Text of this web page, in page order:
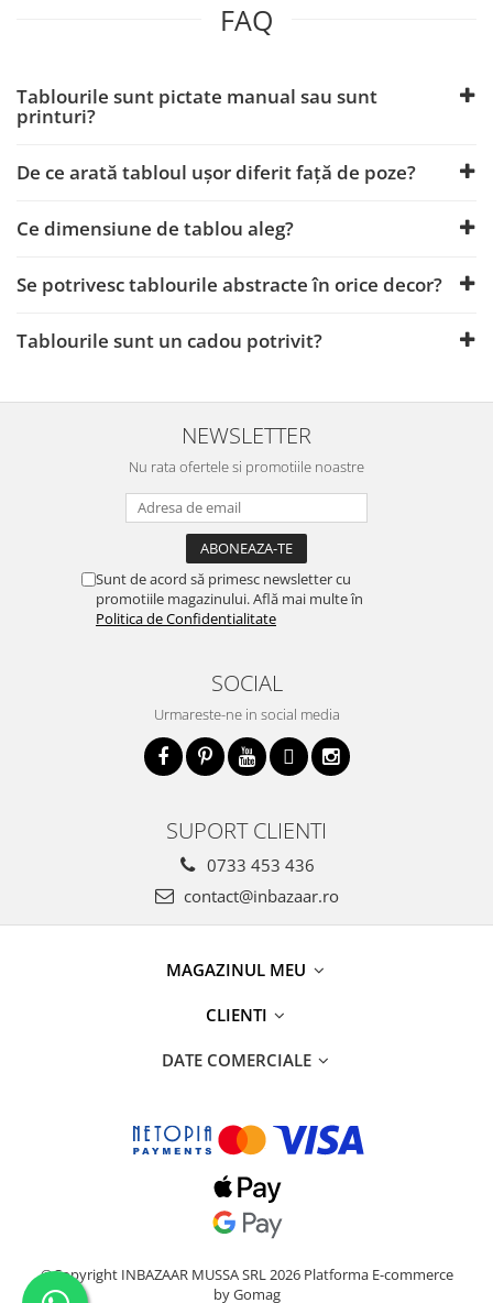
FAQ
Tablourile sunt pictate manual sau sunt
printuri?
De ce arată tabloul ușor diferit față de poze?
Ce dimensiune de tablou aleg?
Se potrivesc tablourile abstracte în orice decor?
Tablourile sunt un cadou potrivit?
NEWSLETTER
Nu rata ofertele si promotiile noastre
Sunt de acord să primesc newsletter cu
promotiile magazinului. Află mai multe în
Politica de Confidentialitate
SOCIAL
Urmareste-ne in social media
SUPORT CLIENTI
0733 453 436
contact@inbazaar.ro
MAGAZINUL MEU
CLIENTI
DATE COMERCIALE
©Copyright INBAZAAR MUSSA SRL 2026 Platforma E-commerce
by Gomag